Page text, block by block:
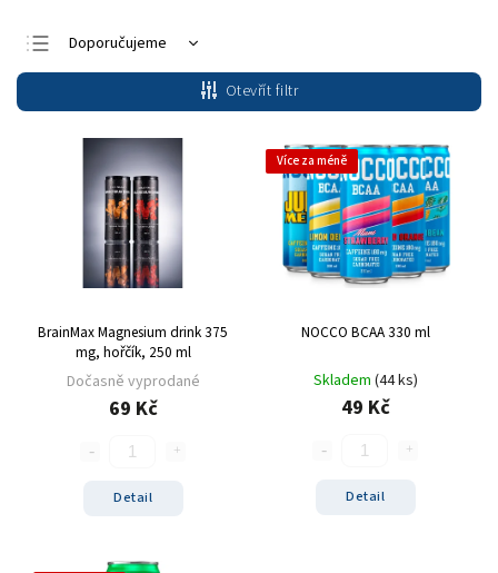
Doporučujeme
Nejlevnější
Nejdražší
Nejprodávanější
Abecedně
Otevřít filtr
BrainMax Magnesium drink 375
mg, hořčík, 250 ml
Dočasně vyprodané
69 Kč
Detail
Více za méně
NOCCO BCAA 330 ml
Skladem (44 ks)
49 Kč
Detail